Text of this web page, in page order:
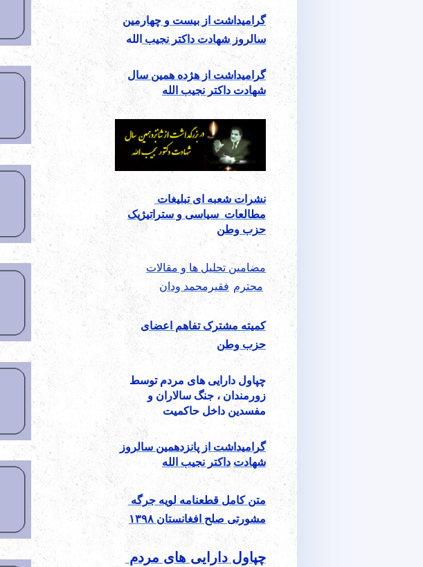
گرامیداشت از بیست و چهارمین
سالروز شهادت داکتر نجیب الله
گرامیداشت از هژده همین سال
شهادت داکتر نجیب الله
مطالعات سیاسی و ستراتیژیک
حزب وطن
مضامین تحلیل ها و مقالات
محترم فقیرمحمد ودان
کمیته مشترک تفاهم اعضای
حزب وطن
چپاول دارایی های مردم توسط
زورمندان ، جنگ سالاران و
مفسدین داخل حاکمیت
گرامیداشت از پانزدهمین سالروز
شهادت داکتر نجیب الله
متن کامل قطعنامه لویه جرگه
مشورتی صلح افغانستان ۱۳۹۸
چپاول دارایی های مردم